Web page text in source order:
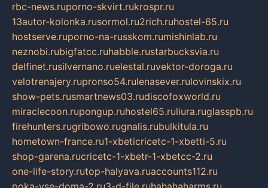
rbc-news.ruporno-skvirt.rukrospr.ru
13autor-kolonka.rusormol.ru2rich.ruhostel-65.ru
hostserve.ruporno-na-russkom.rumishinlab.ru
neznobi.rubigfatcc.ruhabble.rustarbucksvia.ru
delfinet.rusilvernano.ruelestal.ruvektor-doroga.ru
velotrenajery.rupronso54.rulenasever.rulovinskix.ru
show-pets.rusmartnews03.rudiscofoxworld.ru
miraclecoon.rupongup.ruhostel65.ruliura.ruglasspb.ru
firehunters.rugribowo.rugnalis.rubulkitula.ru
hometown-france.ru1-xbeticricetc-1-xbetti-5.ru
shop-garena.rucricetc-1-xbetr-1-xbetcc-2.ru
one-life-story.rutop-halyava.ruaccounts112.ru